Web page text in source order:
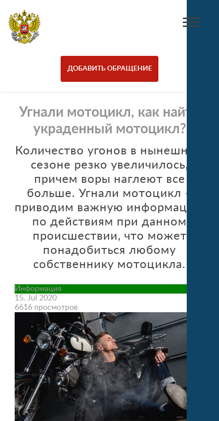
ДОБАВИТЬ ОБРАЩЕНИЕ
Угнали мотоцикл, как найти
украденный мотоцикл?
Количество угонов в нынешнем
сезоне резко увеличилось,
причем воры наглеют все
больше. Угнали мотоцикл –
приводим важную информацию
по действиям при данном
происшествии, что может
понадобиться любому
собственнику мотоцикла.
Информация
15. Jul 2020
6616 просмотров